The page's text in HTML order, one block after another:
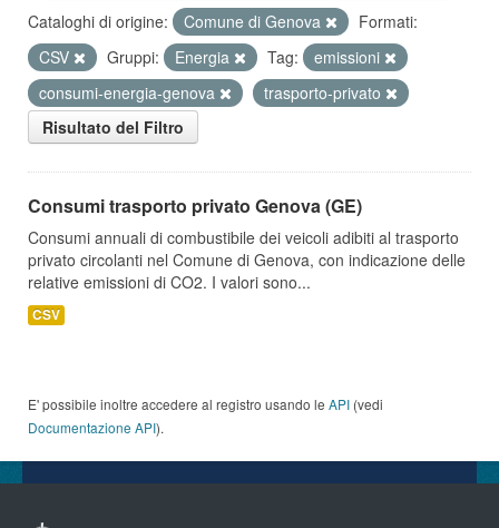
Cataloghi di origine:
Comune di Genova
Formati:
CSV
Gruppi: Energia Tag:
emissioni
consumi-energia-genova
trasporto-privato
Risultato del Filtro
Consumi trasporto privato Genova (GE)
Consumi annuali di combustibile dei veicoli adibiti al trasporto
privato circolanti nel Comune di Genova, con indicazione delle
relative emissioni di CO2. I valori sono...
CSV
E' possibile inoltre accedere al registro usando le API (vedi
Documentazione API).